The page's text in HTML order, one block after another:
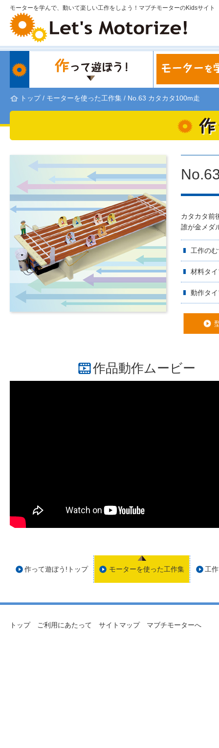
モーターを学んで、動いて楽しい工作をしよう！マブチモーターのKidsサイト
トップ/ モーターを使った工作集 / No.63 カタカタ100m走
カタカタ前
誰が金メダ
工作の
材料タ
動作タ
作品動作ムービー
作って遊ぼう!トップ モーターを使った工作集 工
トップ ご利用にあたって サイトマップ マブチモーターへ